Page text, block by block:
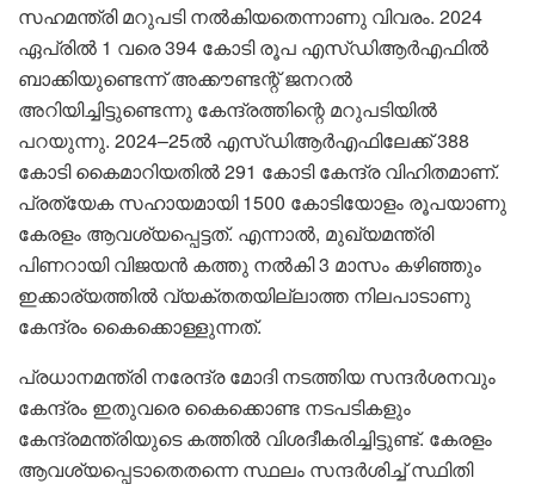
സഹമന്ത്രി മറുപടി നൽകിയതെന്നാണു വിവരം. 2024
ഏപ്രിൽ 1 വരെ 394 കോടി രൂപ എസ്ഡിആർഎഫിൽ
ബാക്കിയുണ്ടെന്ന് അക്കൗണ്ടന്റ് ജനറൽ
അറിയിച്ചിട്ടുണ്ടെന്നു കേന്ദ്രത്തിന്റെ മറുപടിയിൽ
പറയുന്നു. 2024–25ൽ എസ്ഡിആർഎഫിലേക്ക് 388
കോടി കൈമാറിയതിൽ 291 കോടി കേന്ദ്ര വിഹിതമാണ്.
പ്രത്യേക സഹായമായി 1500 കോടിയോളം രൂപയാണു
കേരളം ആവശ്യപ്പെട്ടത്. എന്നാൽ, മുഖ്യമന്ത്രി
പിണറായി വിജയൻ കത്തു നൽകി 3 മാസം കഴിഞ്ഞും
ഇക്കാര്യത്തിൽ വ്യക്തതയില്ലാത്ത നിലപാടാണു
കേന്ദ്രം കൈക്കൊള്ളുന്നത്.
പ്രധാനമന്ത്രി നരേന്ദ്ര മോദി നടത്തിയ സന്ദർശനവും
കേന്ദ്രം ഇതുവരെ കൈക്കൊണ്ട നടപടികളും
കേന്ദ്രമന്ത്രിയുടെ കത്തിൽ വിശദീകരിച്ചിട്ടുണ്ട്. കേരളം
ആവശ്യപ്പെടാതെതന്നെ സ്ഥലം സന്ദർശിച്ച് സ്ഥിതി